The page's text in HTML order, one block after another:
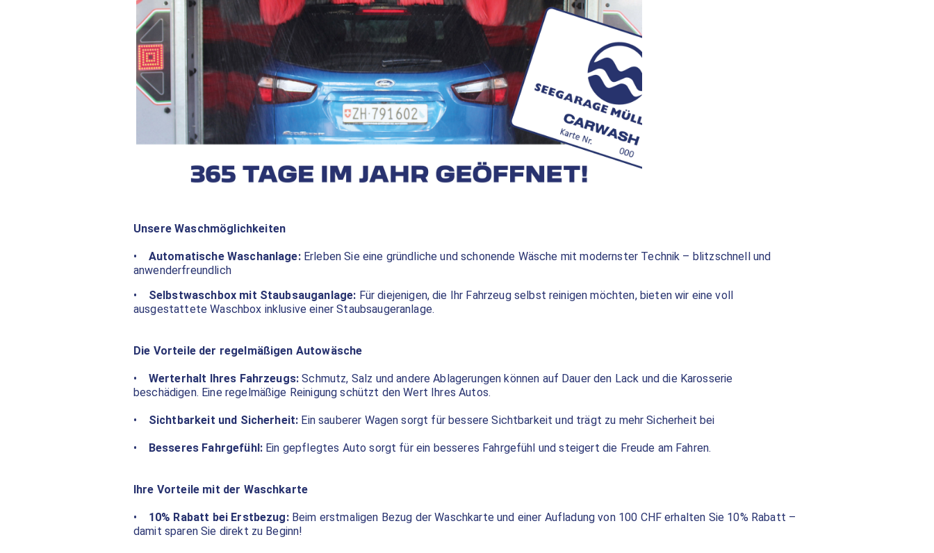
Unsere Waschmöglichkeiten
• Automatische Waschanlage:Erleben Sie eine gründliche und schonende Wäsche mit modernster Technik – blitzschnell und
anwenderfreundlich
• Selbstwaschbox mit Staubsauganlage: Für diejenigen, die Ihr Fahrzeug selbst reinigen möchten, bieten wir eine voll
ausgestattete Waschbox inklusive einer Staubsaugeranlage.
Die Vorteile der regelmäßigen Autowäsche
• Werterhalt Ihres Fahrzeugs: Schmutz, Salz und andere Ablagerungen können auf Dauer den Lack und die Karosserie
beschädigen. Eine regelmäßige Reinigung schützt den Wert Ihres Autos.
• Sichtbarkeit und Sicherheit: Ein sauberer Wagen sorgt für bessere Sichtbarkeit und trägt zu mehr Sicherheit bei
• Besseres Fahrgefühl: Ein gepflegtes Auto sorgt für ein besseres Fahrgefühl und steigert die Freude am Fahren.
Ihre Vorteile mit der Waschkarte
• 10% Rabatt bei Erstbezug:Beim erstmaligen Bezug der Waschkarte und einer Aufladung von 100 CHF erhalten Sie 10% Rabatt –
damit sparen Sie direkt zu Beginn!